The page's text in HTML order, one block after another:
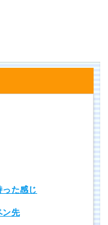
た感じ
先